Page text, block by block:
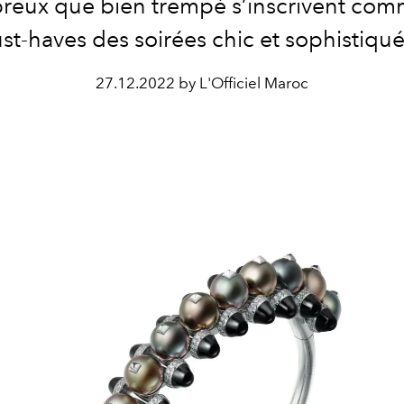
que bien trempé s’inscrivent
haves des soirées chic et
27.12.2022 by L'Officiel Maroc